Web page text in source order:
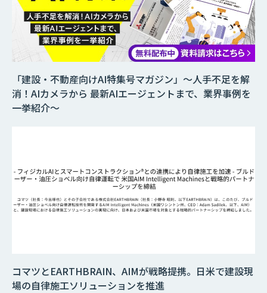
「建設・不動産向けAI特集号マガジン」～人手不足を解
消！AIカメラから 最新AIエージェントまで、業界事例を
一挙紹介～
コマツとEARTHBRAIN、AIMが戦略提携。日米で建設現
場の自律施工ソリューションを推進